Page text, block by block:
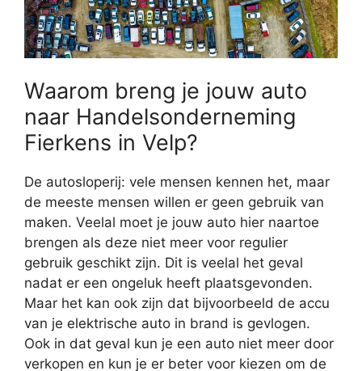
Waarom breng je jouw auto
naar Handelsonderneming
Fierkens in Velp?
De autosloperij: vele mensen kennen het, maar
de meeste mensen willen er geen gebruik van
maken. Veelal moet je jouw auto hier naartoe
brengen als deze niet meer voor regulier
gebruik geschikt zijn. Dit is veelal het geval
nadat er een ongeluk heeft plaatsgevonden.
Maar het kan ook zijn dat bijvoorbeeld de accu
van je elektrische auto in brand is gevlogen.
Ook in dat geval kun je een auto niet meer door
verkopen en kun je er beter voor kiezen om de